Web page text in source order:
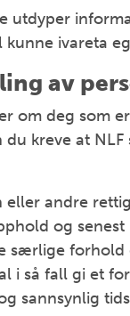
utdyper
ivareta
av
om deg som
kreve at
eller andre
og
særlige forhold
i så fall gi et
sannsynlig